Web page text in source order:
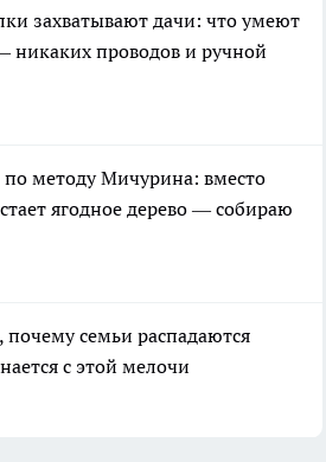
захватывают дачи: что умеют
никаких проводов и ручной
методу Мичурина: вместо
ягодное дерево — собираю
почему семьи распадаются
с этой мелочи